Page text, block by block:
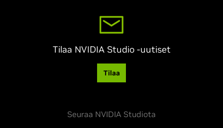
Tilaa NVIDIA Studio -uutiset
Tilaa
Seuraa NVIDIA Studiota